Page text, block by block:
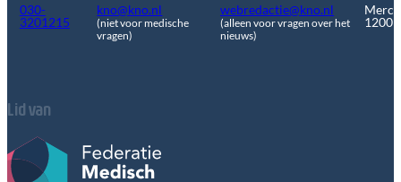
030-
3201215
kno@kno.nl
(niet voor medische
vragen)
webredactie@kno.nl
(alleen voor vragen over het
nieuws)
1200
Lid van